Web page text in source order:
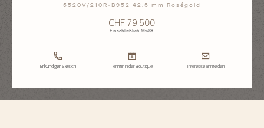
5520V/210R-B952 42.5 mm Roségold
CHF 79’500
Einschließlich MwSt.
Erkundigen Sie sich Termin in der Boutique Interesse anmelden